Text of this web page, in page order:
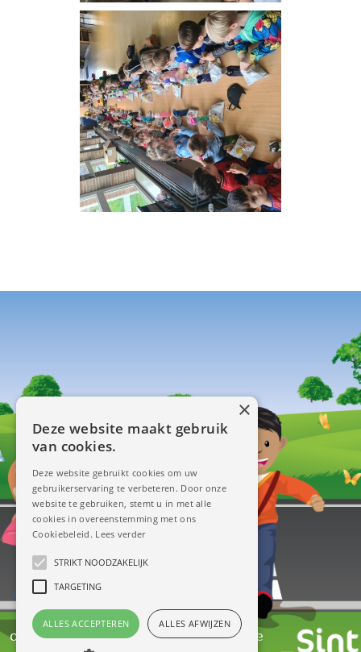
ontwerp & illustraties:www.redbit.be
×
Deze website maakt gebruik
van cookies.
Deze website gebruikt cookies om uw
gebruikerservaring te verbeteren. Door onze
website te gebruiken, stemt u in met alle
cookies in overeenstemming met ons
Cookiebeleid. Lees verder
STRIKT NOODZAKELIJK
TARGETING
ALLES ACCEPTEREN ALLES AFWIJZEN